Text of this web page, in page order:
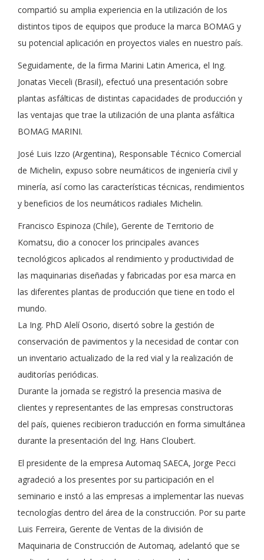
compartió su amplia experiencia en la utilización de los
distintos tipos de equipos que produce la marca BOMAG y
su potencial aplicación en proyectos viales en nuestro país.
Seguidamente, de la firma Marini Latin America, el Ing.
Jonatas Vieceli (Brasil), efectuó una presentación sobre
plantas asfálticas de distintas capacidades de producción y
las ventajas que trae la utilización de una planta asfáltica
BOMAG MARINI.
José Luis Izzo (Argentina), Responsable Técnico Comercial
de Michelin, expuso sobre neumáticos de ingeniería civil y
minería, así como las características técnicas, rendimientos
y beneficios de los neumáticos radiales Michelin.
Francisco Espinoza (Chile), Gerente de Territorio de
Komatsu, dio a conocer los principales avances
tecnológicos aplicados al rendimiento y productividad de
las maquinarias diseñadas y fabricadas por esa marca en
las diferentes plantas de producción que tiene en todo el
mundo.
La Ing. PhD Alelí Osorio, disertó sobre la gestión de
conservación de pavimentos y la necesidad de contar con
un inventario actualizado de la red vial y la realización de
auditorías periódicas.
Durante la jornada se registró la presencia masiva de
clientes y representantes de las empresas constructoras
del país, quienes recibieron traducción en forma simultánea
durante la presentación del Ing. Hans Cloubert.
El presidente de la empresa Automaq SAECA, Jorge Pecci
agradeció a los presentes por su participación en el
seminario e instó a las empresas a implementar las nuevas
tecnologías dentro del área de la construcción. Por su parte
Luis Ferreira, Gerente de Ventas de la división de
Maquinaria de Construcción de Automaq, adelantó que se